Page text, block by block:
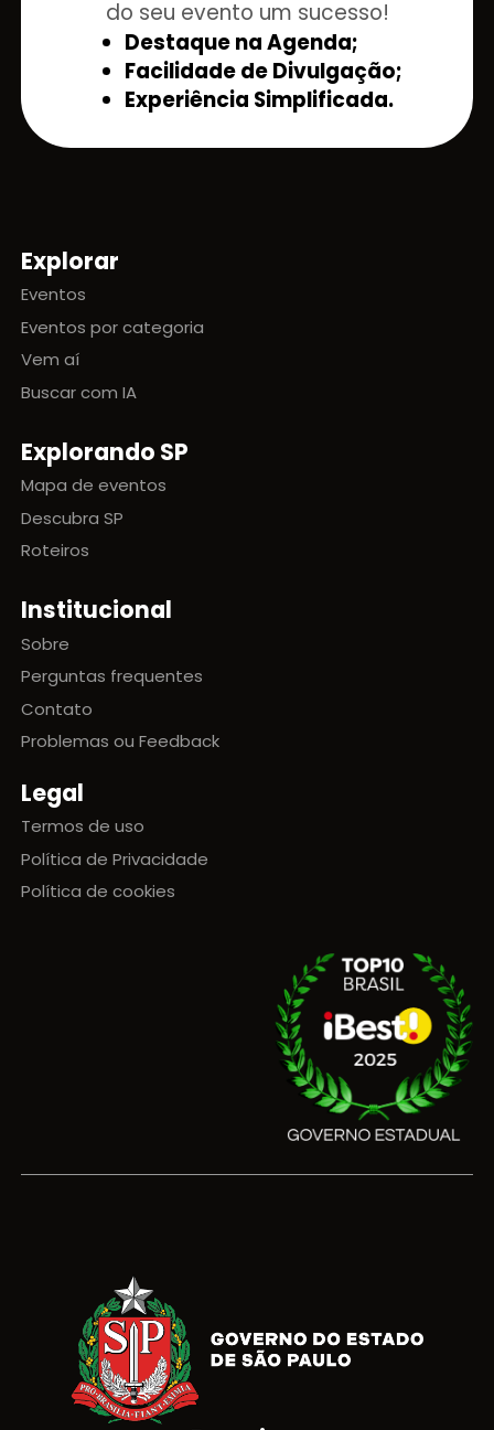
do seu evento um sucesso!
Destaque na Agenda;
Facilidade de Divulgação;
Experiência Simplificada.
Mapa do site
Explorar
Eventos
Eventos por categoria
Vem aí
Buscar com IA
Explorando SP
Mapa de eventos
Descubra SP
Roteiros
Institucional
Sobre
Perguntas frequentes
Contato
Problemas ou Feedback
Legal
Termos de uso
Política de Privacidade
Política de cookies